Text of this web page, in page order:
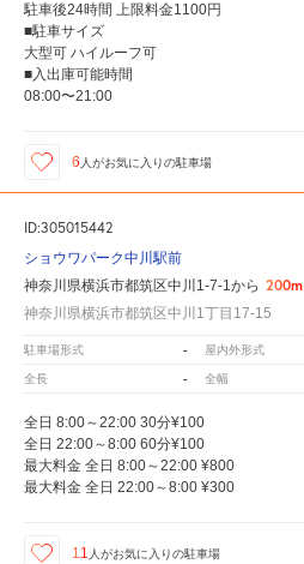
駐車後24時間 上限料金1100円
■駐車サイズ
大型可 ハイルーフ可
■入出庫可能時間
08:00〜21:00
6 人がお気に入りの駐車場
ID:305015442
ショウワパーク中川駅前
神奈川県横浜市都筑区中川1-7-1から 200m
神奈川県横浜市都筑区中川1丁目17-15
駐車場形式 - 屋内外形式
全長 - 全幅
全日 8:00～22:00 30分¥100
全日 22:00～8:00 60分¥100
最大料金 全日 8:00～22:00 ¥800
最大料金 全日 22:00～8:00 ¥300
11 人がお気に入りの駐車場